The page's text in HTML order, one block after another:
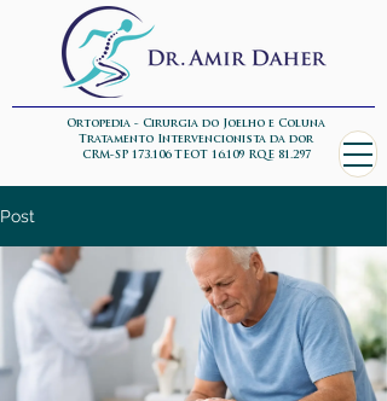
Ortopedia - Cirurgia do Joelho e Coluna
Tratamento Intervencionista da dor
CRM-SP 173.106 TEOT 16.109 RQE 81.297
Post